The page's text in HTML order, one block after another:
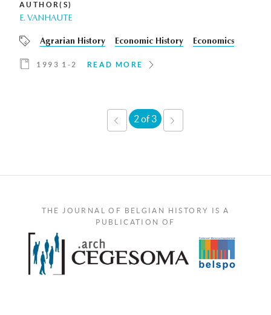
AUTHOR(S)
E. VANHAUTE
Agrarian History Economic History Economics
1993 1-2 READ MORE
‹
PREVIOUS
2 of 3
THE JOURNAL OF BELGIAN HISTORY IS A
PUBLICATION OF